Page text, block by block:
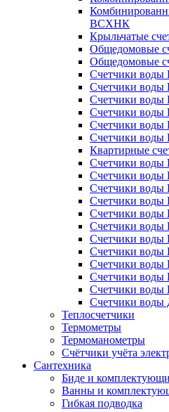
ВСХНК
Крыльчатые
Общедомовые
Общедомовые
Счетчики воды
Счетчики воды
Счетчики воды
Счетчики воды
Счетчики воды
Счетчики воды
Квартирные
Счетчики воды
Счетчики воды
Счетчики воды
Счетчики
Счетчики
Счетчики воды
Счетчики
Счетчики
Счетчики
Счетчики
Счетчики
Счетчики воды
Теплосчетчики
Термометры
Термоманометры
Счётчики учёта
Сантехника
Биде и
Ванны и
Гибкая подводка